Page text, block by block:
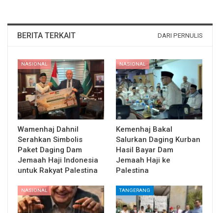
BERITA TERKAIT DARI PERNULIS
NASIONAL
Wamenhaj Dahnil
Serahkan Simbolis
Paket Daging Dam
Jemaah Haji Indonesia
untuk Rakyat Palestina
NASIONAL
Kemenhaj Bakal
Salurkan Daging Kurban
Hasil Bayar Dam
Jemaah Haji ke
Palestina
NASIONAL TANGERANG